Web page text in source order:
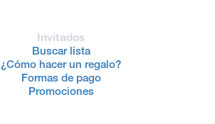
Invitados
Buscar lista
¿Cómo hacer un regalo?
Formas de pago
Promociones